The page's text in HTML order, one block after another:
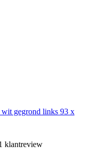
gegrond links 93 x
klantreview